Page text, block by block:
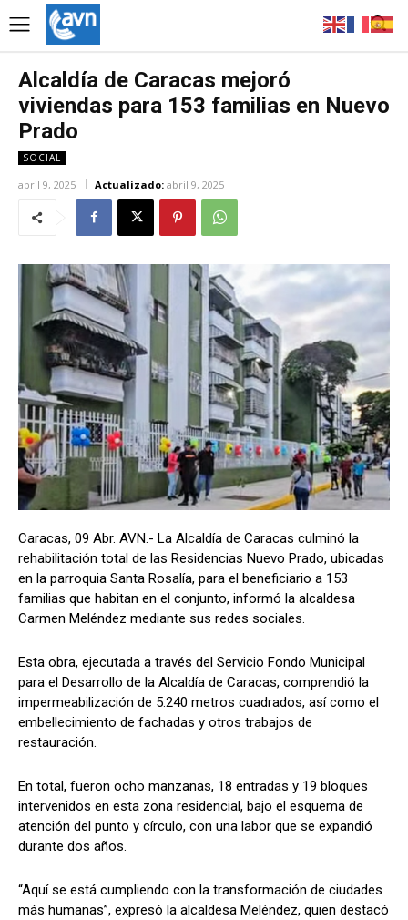
Alcaldía de Caracas mejoró
viviendas para 153 familias en Nuevo
Prado
SOCIAL
abril 9, 2025 Actualizado: abril 9, 2025
Caracas, 09 Abr. AVN.- La Alcaldía de Caracas culminó la
rehabilitación total de las Residencias Nuevo Prado, ubicadas
en la parroquia Santa Rosalía, para el beneficiario a 153
familias que habitan en el conjunto, informó la alcaldesa
Carmen Meléndez mediante sus redes sociales.
Esta obra, ejecutada a través del Servicio Fondo Municipal
para el Desarrollo de la Alcaldía de Caracas, comprendió la
impermeabilización de 5.240 metros cuadrados, así como el
embellecimiento de fachadas y otros trabajos de
restauración.
En total, fueron ocho manzanas, 18 entradas y 19 bloques
intervenidos en esta zona residencial, bajo el esquema de
atención del punto y círculo, con una labor que se expandió
durante dos años.
“Aquí se está cumpliendo con la transformación de ciudades
más humanas”, expresó la alcaldesa Meléndez, quien destacó